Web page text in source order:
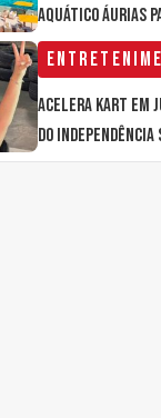
aquático Áurias
Acelera Kart em
do Independência